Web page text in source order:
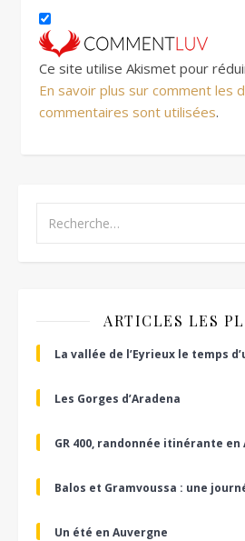
Ce site utilise Akismet pour
En savoir plus sur comment les
commentaires sont utilisées.
ARTICLES LES
La vallée de l’Eyrieux le temps
Les Gorges d’Aradena
GR 400, randonnée itinérante en
Balos et Gramvoussa : une
Un été en Auvergne